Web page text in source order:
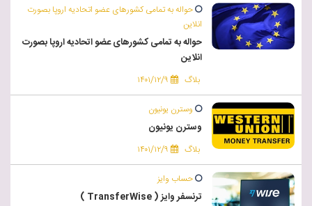
حواله به تمامی کشورهای عضو اتحادیه اروپا بصورت
انلاین
حواله به تمامی کشورهای عضو اتحادیه اروپا بصورت
انلاین
بلاگ ۱۴۰۱/۱۲/۹
وسترن یونیون
وسترن یونیون
بلاگ ۱۴۰۱/۱۲/۹
حساب وایز
ترنسفر وایز ( TransferWise )